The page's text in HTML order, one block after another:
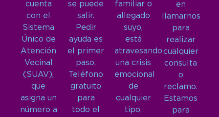
cuenta
con el
Sistema
Único de
Atención
Vecinal
(SUAV),
que
asigna un
número a
se puede
salir.
Pedir
ayuda es
el primer
paso.
Teléfono
gratuito
para
todo el
familiar o
allegado
suyo,
está
atravesando
una crisis
emocional
de
cualquier
tipo,
en
llamarnos
para
realizar
cualquier
consulta
o
reclamo.
Estamos
para